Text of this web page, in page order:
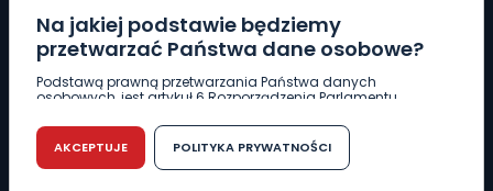
Na jakiej podstawie będziemy
przetwarzać Państwa dane osobowe?
Podstawą prawną przetwarzania Państwa danych
osobowych, jest artykuł 6 Rozporządzenia Parlamentu
r. w sprawie ochrony osób fizycznych w związku z
przetwarzaniem danych osobowych w sprawie
swobodnego przepływu takich danych oraz uchylenia
dyrektywy 95/46/WE (RODO).
AKCEPTUJE POLITYKA PRYWATNOŚCI
DZIAŁ REKLAMY
62 735 01 85 reklama@wlkp24.info
WIADOMOŚCI
CIEKAWOSTKI